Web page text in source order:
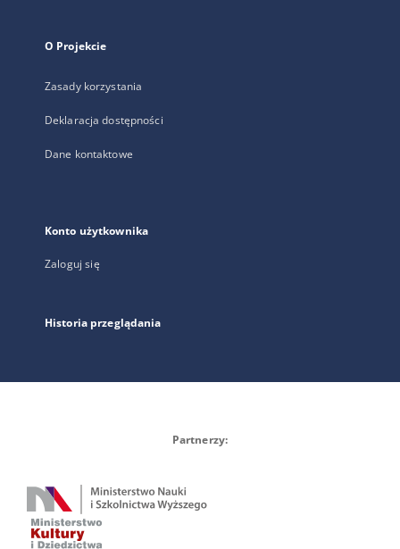
O Projekcie
Zasady korzystania
Deklaracja dostępności
Dane kontaktowe
Konto użytkownika
Zaloguj się
Historia przeglądania
Partnerzy: